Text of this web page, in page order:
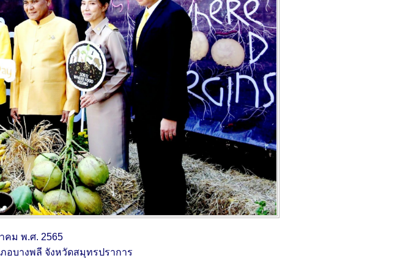
คม พ.ศ. 2565
บางพลี จังหวัดสมุทรปราการ